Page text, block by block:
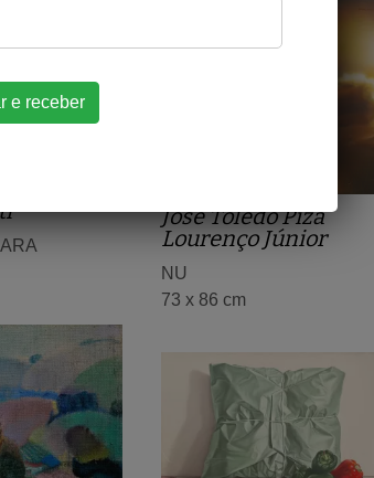
José Toledo Piza
Lourenço Júnior
NU
73 x 86 cm